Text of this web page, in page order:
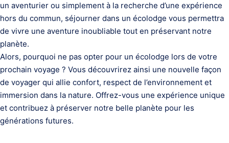
un aventurier ou simplement à la recherche d’une expérience
hors du commun, séjourner dans un écolodge vous permettra
de vivre une aventure inoubliable tout en préservant notre
planète.
Alors, pourquoi ne pas opter pour un écolodge lors de votre
prochain voyage ? Vous découvrirez ainsi une nouvelle façon
de voyager qui allie confort, respect de l’environnement et
immersion dans la nature. Offrez-vous une expérience unique
et contribuez à préserver notre belle planète pour les
générations futures.